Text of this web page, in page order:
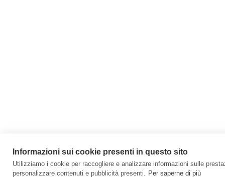
Informazioni sui cookie presenti in questo sito
Utilizziamo i cookie per raccogliere e analizzare informazioni sulle
personalizzare contenuti e pubblicità presenti. Per saperne di più